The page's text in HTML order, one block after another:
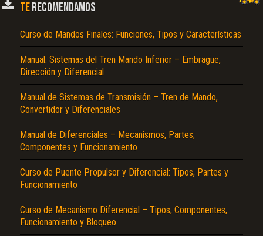
TERECOMENDAMOS
Curso de Mandos Finales: Funciones, Tipos y Características
Manual: Sistemas del Tren Mando Inferior – Embrague,
Dirección y Diferencial
Manual de Sistemas de Transmisión – Tren de Mando,
Convertidor y Diferenciales
Manual de Diferenciales – Mecanismos, Partes,
Componentes y Funcionamiento
Curso de Puente Propulsor y Diferencial: Tipos, Partes y
Funcionamiento
Curso de Mecanismo Diferencial – Tipos, Componentes,
Funcionamiento y Bloqueo
El Título es incorrecto según el contenido.
Texto o Imagen de portada son erróneos.
Reportar otro tipo de error...